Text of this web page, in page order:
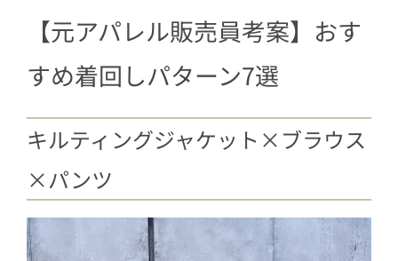
【元アパレル販売員考案】おす
すめ着回しパターン7選
キルティングジャケット×ブラウス
×パンツ